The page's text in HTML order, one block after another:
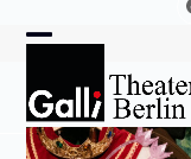
mobile
menu
mobile
menu